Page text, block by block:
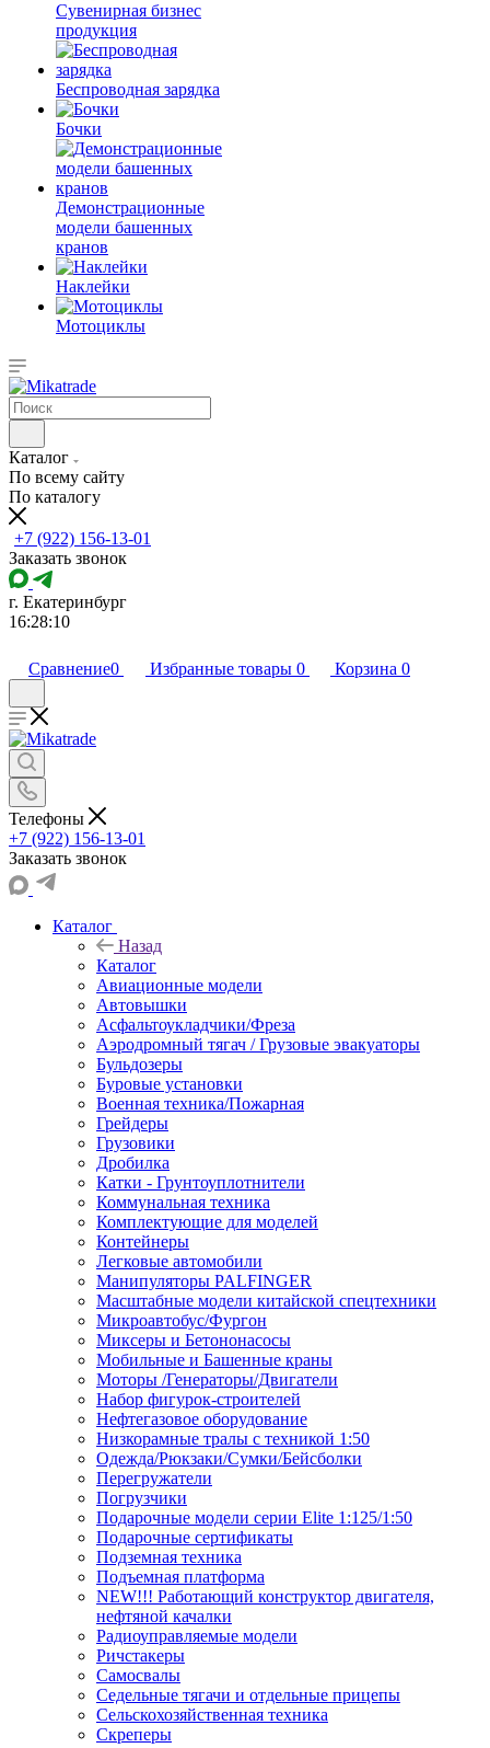
Сувенирная бизнес
продукция
Беспроводная зарядка
Бочки
Демонстрационные
модели башенных
кранов
Наклейки
Мотоциклы
Каталог
По всему сайту
По каталогу
+7 (922) 156-13-01
Заказать звонок
г. Екатеринбург
16:28:10
Сравнение0 Избранные товары 0 Корзина 0
Телефоны
+7 (922) 156-13-01
Заказать звонок
Каталог
Назад
Каталог
Авиационные модели
Автовышки
Асфальтоукладчики/Фреза
Аэродромный тягач / Грузовые эвакуаторы
Бульдозеры
Буровые установки
Военная техника/Пожарная
Грейдеры
Грузовики
Дробилка
Катки - Грунтоуплотнители
Коммунальная техника
Комплектующие для моделей
Контейнеры
Легковые автомобили
Манипуляторы PALFINGER
Масштабные модели китайской спецтехники
Микроавтобус/Фургон
Миксеры и Бетононасосы
Мобильные и Башенные краны
Моторы /Генераторы/Двигатели
Набор фигурок-строителей
Нефтегазовое оборудование
Низкорамные тралы с техникой 1:50
Одежда/Рюкзаки/Сумки/Бейсболки
Перегружатели
Погрузчики
Подарочные модели серии Elite 1:125/1:50
Подарочные сертификаты
Подземная техника
Подъемная платформа
NEW!!! Работающий конструктор двигателя,
нефтяной качалки
Радиоуправляемые модели
Ричстакеры
Самосвалы
Седельные тягачи и отдельные прицепы
Сельскохозяйственная техника
Скреперы